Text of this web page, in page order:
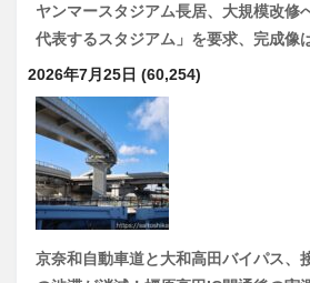
ヤンマースタジアム長居、大規模改修
代表するスタジアム」を要求、完成像
2026年7月25日 (60,254)
京奈和自動車道と大和高田バイパス、